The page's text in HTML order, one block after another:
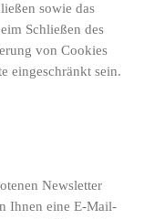
sowie das
Schließen des
von Cookies
eingeschränkt sein.
Newsletter
Ihnen eine E-Mail-